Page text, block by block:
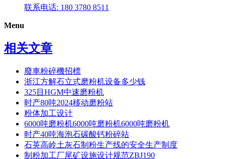
联系电话: 180 3780 8511
Menu
相关文章
廢車粉碎機招標
浙江方解石立式磨粉机设备多少钱
325目HGM中速磨粉机
时产80吨2024移动磨粉站
粉体加工设计
6000吨磨粉机6000吨磨粉机6000吨磨粉机
时产40吨海泡石碳酸钙粉碎站
石英高岭土灰石制粉生产线的安全生产制度
制粉加工厂尾矿设施设计规范ZBJ190